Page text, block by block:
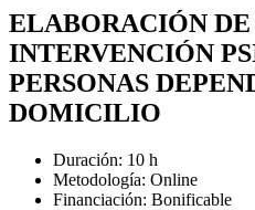
ELABORACIÓN
INTERVENCIÓN
PERSONAS
DOMICILIO
Duración: 10 h
Metodología: Online
Financiación: Bonificable